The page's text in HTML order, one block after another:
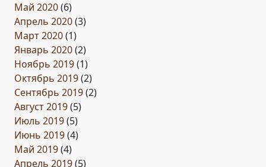
Май 2020(6)
Апрель 2020(3)
Март 2020(1)
Январь 2020(2)
Ноябрь 2019(1)
Октябрь 2019(2)
Сентябрь 2019(2)
Август 2019(5)
Июль 2019(5)
Июнь 2019(4)
Май 2019(4)
Апрель 2019(5)